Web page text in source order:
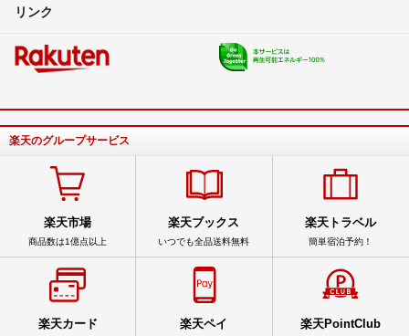
リンク
楽天のグループサービス
楽天市場
商品数は1億点以上
楽天ブックス
いつでも全品送料無料
楽天トラベル
簡単宿泊予約！
楽天カード 楽天ペイ 楽天PointClub